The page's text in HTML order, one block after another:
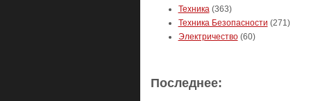
Техника(363)
Техника Безопасности (271)
Электричество(60)
Последнее: